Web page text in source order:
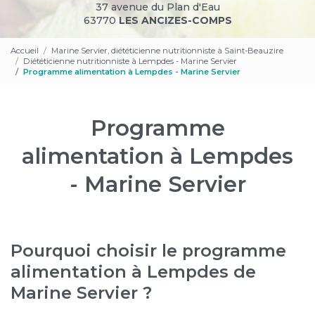
37 avenue du Plan d'Eau
63770 LES ANCIZES-COMPS
Accueil
Marine Servier, diététicienne nutritionniste à Saint-Beauzire
Diététicienne nutritionniste à Lempdes - Marine Servier
Programme alimentation à Lempdes - Marine Servier
Programme
alimentation à Lempdes
- Marine Servier
Pourquoi choisir le programme
alimentation à Lempdes de
Marine Servier ?